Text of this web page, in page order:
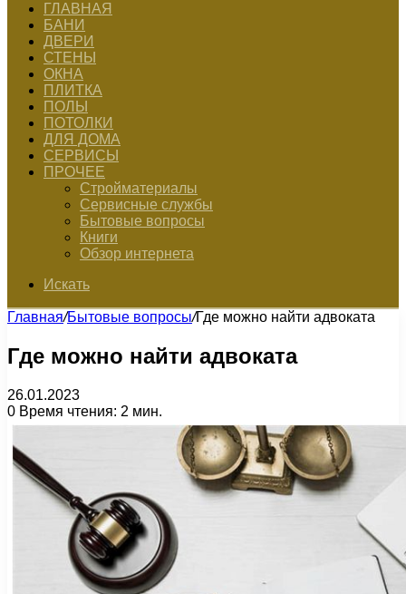
ГЛАВНАЯ
БАНИ
ДВЕРИ
СТЕНЫ
ОКНА
ПЛИТКА
ПОЛЫ
ПОТОЛКИ
ДЛЯ ДОМА
СЕРВИСЫ
ПРОЧЕЕ
Стройматериалы
Сервисные службы
Бытовые вопросы
Книги
Обзор интернета
Искать
Главная/Бытовые вопросы/Где можно найти адвоката
Где можно найти адвоката
26.01.2023
0 Время чтения: 2 мин.